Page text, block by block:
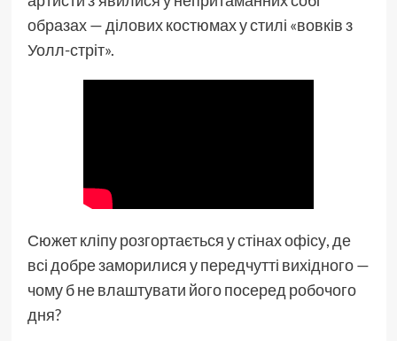
образах — ділових костюмах у стилі «вовків з
Уолл-стріт».
Сюжет кліпу розгортається у стінах офісу, де
всі добре заморилися у передчутті вихідного —
чому б не влаштувати його посеред робочого
дня?